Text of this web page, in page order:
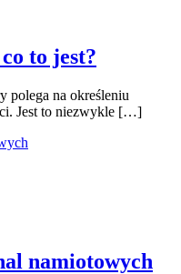
to jest?
polega na określeniu
Jest to niezwykle […]
namiotowych